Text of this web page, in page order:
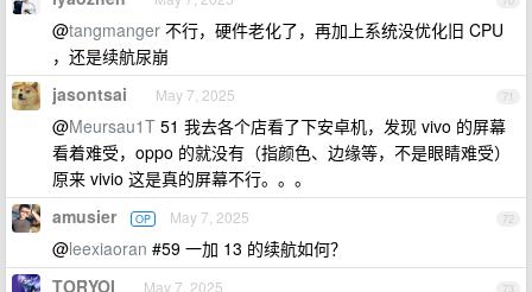
@tangmanger 不行，硬件老化了，再加上系统没优化旧 CPU
，还是续航尿崩
71
jasontsai May 7, 2025
@Meursau1T 51 我去各个店看了下安卓机，发现 vivo 的屏幕
看着难受，oppo 的就没有（指颜色、边缘等，不是眼睛难受）
原来 vivio 这是真的屏幕不行。。。
72
amusier OP May 7, 2025
@leexiaoran #59 一加 13 的续航如何？
TORYOI May 7, 2025